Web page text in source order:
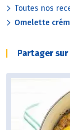
Toutes nos
Omelette
Partager sur